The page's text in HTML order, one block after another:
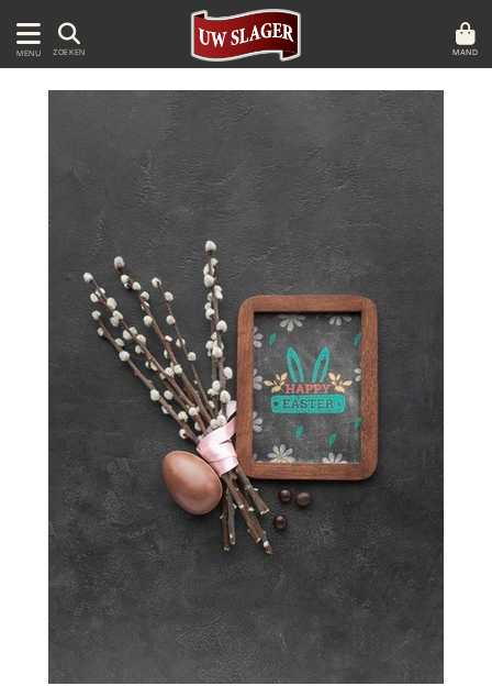
MENU ZOEKEN MAND